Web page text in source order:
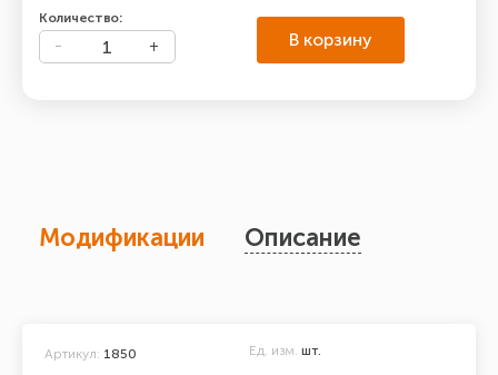
Количество:
В корзину
Модификации Описание
Артикул: 1850 Ед. изм. шт.